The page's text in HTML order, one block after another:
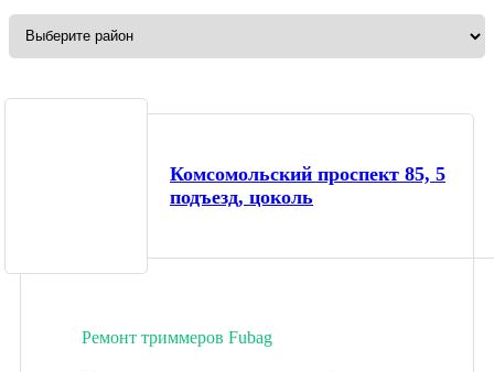
Комсомольский проспект 85, 5
подъезд, цоколь
Ремонт триммеров Fubag